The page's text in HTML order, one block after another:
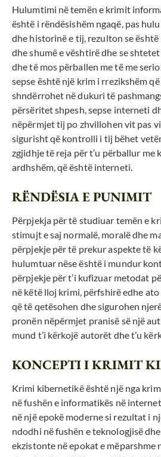
Hulumtimi në temën e krimit
është i rëndësishëm ngaqë, pas
dhe historinë e tij, rezulton se
dhe shumë e vështirë dhe se
dhe të mos përballen me të me
sepse është një krim i rrezikshëm
shndërrohet në dukuri të
përsëritet shpesh, sepse interneti
nëpërmjet tij po zhvillohen vit pas
sigurisht që kontrolli i tij bëhet
zgjidhje të reja për t’u përballur me
ardhshëm, që është interneti.
RËNDËSIA E PUNIMIT
Përpjekja për të studiuar temën e
stimujt e saj normalë, moralë dhe
përpjekje për të prekur aspekte të
hulumtuar nëse është i mundur
përpjekje për t’i kufizuar metodat
në këtë lloj krimi, përfshirë edhe
që të qetësohen dhe sigurohen
pronën nëpërmjet pranisë së një
mund t’i kërkojë autorët dhe t’u
KONCEPTI I KRIMIT
Krimi kibernetikë është një nga
në fushën e informatikës në
në një epokë moderne si rezultat i
ndodhi në fushën e teknologjisë
ekzistonte në epokat e mëparshme